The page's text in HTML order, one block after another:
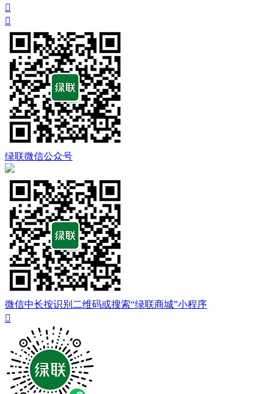


绿联微信公众号
微信中长按识别二维码或搜索“绿联商城”小程序
